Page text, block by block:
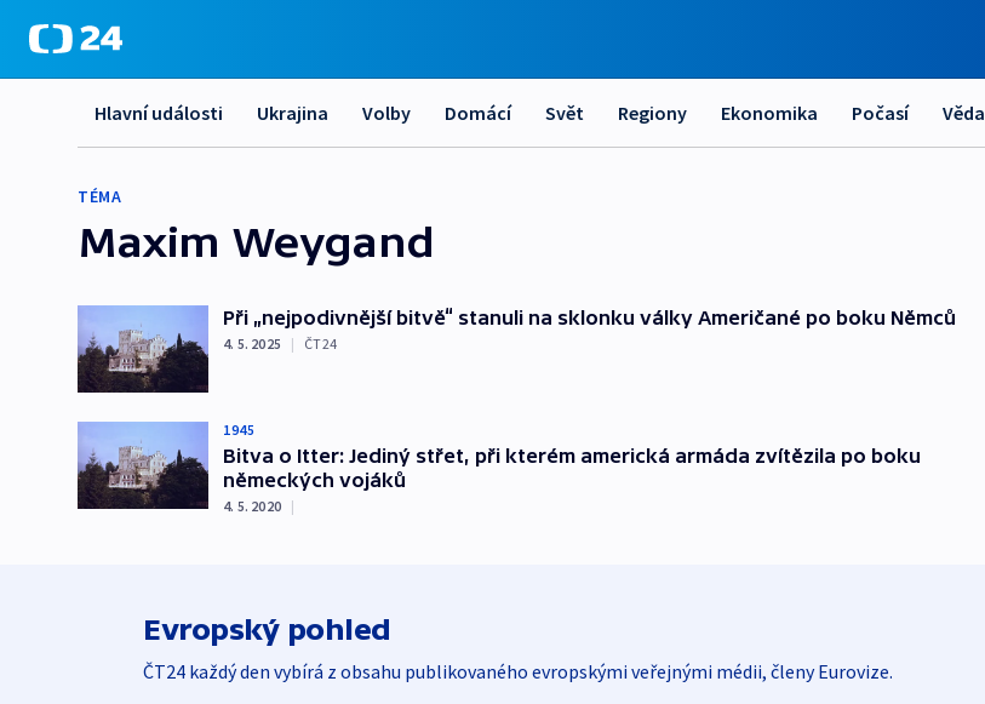
Hlavní události Ukrajina Volby Domácí Svět Regiony Ekonomika Počasí Věda
TÉMA
Maxim Weygand
Při „nejpodivnější bitvě“ stanuli na sklonku války Američané po boku Němců
4. 5. 2025 | ČT24
1945
Bitva o Itter: Jediný střet, při kterém americká armáda zvítězila po boku
německých vojáků
4. 5. 2020 |
Evropský pohled
ČT24 každý den vybírá z obsahu publikovaného evropskými veřejnými médii, členy Eurovize.